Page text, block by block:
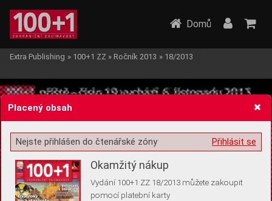
Žádost o souhlas s ukládáním volitelných informací
Domů
Extra Publishing » 100+1 ZZ » Ročník 2013 » 18/2013
Placený obsah
Přihlásit se
Nejste přihlášen do čtenářské zóny
Okamžitý nákup
Vydání 100+1 ZZ 18/2013 můžete zakoupit
pomocí platební karty